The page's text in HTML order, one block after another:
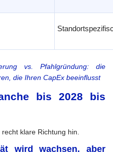
vs. Pfahlgründung: die
die Ihren CapEx beeinflusst
bis 2028 bis
klare Richtung hin.
wird wachsen, aber